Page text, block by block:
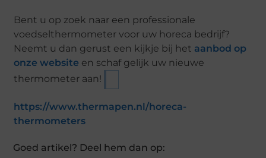
Bent u op zoek naar een professionale
voedselthermometer voor uw horeca bedrijf?
Neemt u dan gerust een kijkje bij het aanbod op
onze website en schaf gelijk uw nieuwe
thermometer aan!
https://www.thermapen.nl/horeca-
thermometers
Goed artikel? Deel hem dan op: